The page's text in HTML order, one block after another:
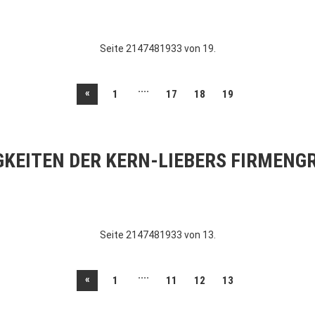
Seite 2147481933 von 19.
« 1 .... 17 18 19
DER KERN-LIEBERS
Seite 2147481933 von 13.
« 1 .... 11 12 13